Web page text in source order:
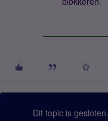
Dit topic is